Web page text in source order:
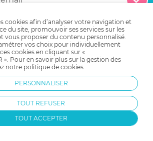
avant tout le monde
offres et nouveautés !
nous !
05 31 53 03 78
au vendredi de 10h à 17h
Je choisis un créneau
cookies afin d’analyser votre navigation et
du site, promouvoir ses services sur les
vous proposer du contenu personnalisé.
vos choix pour individuellement
cookies en cliquant sur «
». Pour en savoir plus sur la gestion des
notre politique de cookies.
PERSONNALISER
TOUT REFUSER
TOUT ACCEPTER